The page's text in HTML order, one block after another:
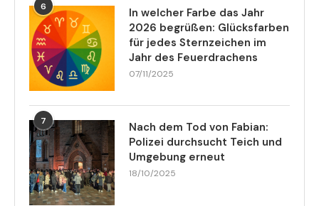
6
In welcher Farbe das Jahr
2026 begrüßen: Glücksfarben
für jedes Sternzeichen im
Jahr des Feuerdrachens
07/11/2025
7
Nach dem Tod von Fabian:
Polizei durchsucht Teich und
Umgebung erneut
18/10/2025